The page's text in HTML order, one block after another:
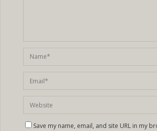
Save my name, email, and site URL in my